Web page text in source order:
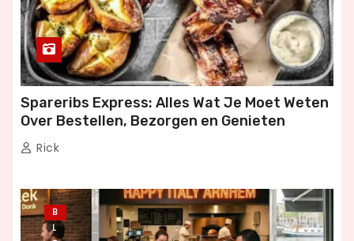
Spareribs Express: Alles Wat Je Moet Weten
Over Bestellen, Bezorgen en Genieten
Rick
B
L